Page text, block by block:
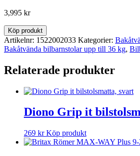
3,995 kr
Köp produkt
Artikelnr: 1522002033 Kategorier:
Bakåtvända bilbarnstolar upp till 36 kg,
Relaterade produkter
Diono Grip it
269 kr Köp produkt